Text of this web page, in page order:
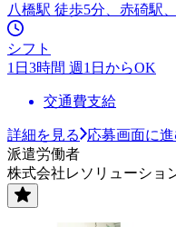
八橋駅 徒歩5分、赤碕駅
シフト
1日3時間 週1日からOK
交通費支給
詳細を見る
応募画面に
派遣労働者
株式会社レソリューショ